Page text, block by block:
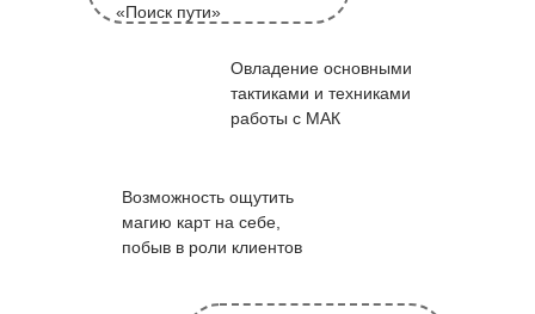
«Поиск пути»
Овладение основными
тактиками и техниками
работы с МАК
Возможность ощутить
магию карт на себе,
побыв в роли клиентов